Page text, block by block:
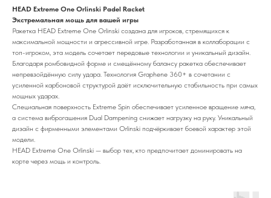
HEAD Extreme One Orlinski Padel Racket
Экстремальная мощь для вашей игры
Ракетка HEAD Extreme One Orlinski создана для игроков, стремящихся к
максимальной мощности и агрессивной игре. Разработанная в коллаборации с
топ-игроком, эта модель сочетает передовые технологии и уникальный дизайн.
Благодаря ромбовидной форме и смещённому балансу ракетка обеспечивает
непревзойдённую силу удара. Технология Graphene 360+ в сочетании с
усиленной карбоновой структурой даёт исключительную стабильность при самых
мощных ударах.
Специальная поверхность Extreme Spin обеспечивает усиленное вращение мяча,
а система виброгашения Dual Dampening снижает нагрузку на руку. Уникальный
дизайн с фирменными элементами Orlinski подчёркивает боевой характер этой
модели.
HEAD Extreme One Orlinski — выбор тех, кто предпочитает доминировать на
корте через мощь и контроль.